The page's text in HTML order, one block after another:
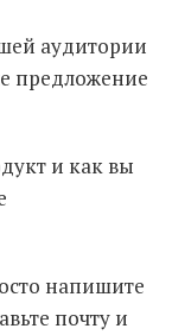
аудитории
предложение
и как вы
напишите
почту и